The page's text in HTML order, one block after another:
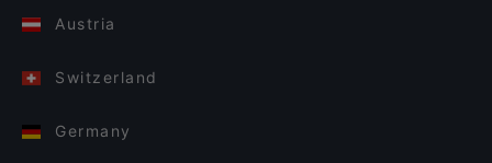
Austria
Switzerland
Germany